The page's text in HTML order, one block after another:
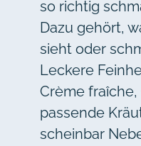
so richtig
Dazu gehört,
sieht oder
Leckere
Crème
passende
scheinbar